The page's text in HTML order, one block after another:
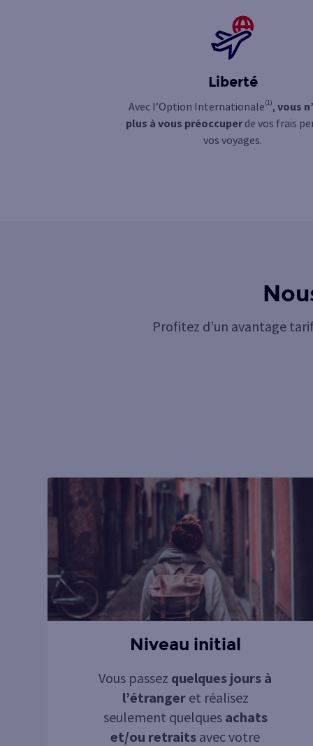
Liberté
Avec l’Option Internationale(1),vous
plus à vous préoccuperde vos frais
vos voyages.
Profitez d’un avantage
Niveau initial
Vous passez quelques jours à
l’étrangeret réalisez
seulement quelques achats
et/ou retraits avec votre